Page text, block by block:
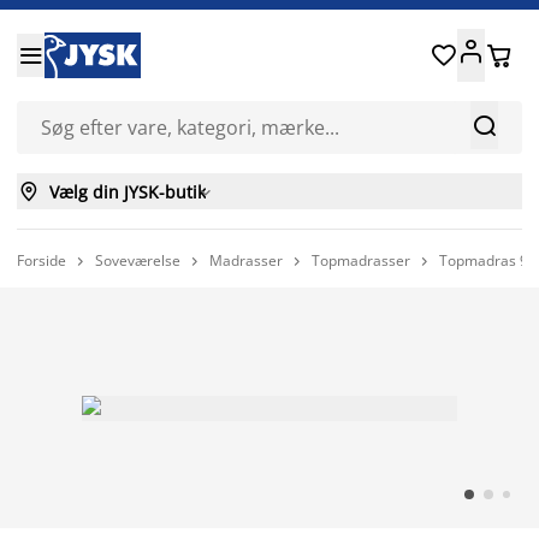


 
 Vælg din JYSK-butik
Forside  Soveværelse  Madrasser  Topmadrasser  Topmadras